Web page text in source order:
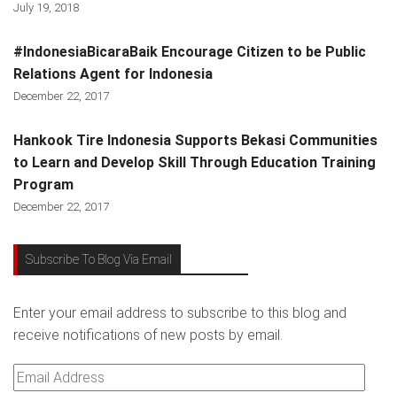
July 19, 2018
#IndonesiaBicaraBaik Encourage Citizen to be Public
Relations Agent for Indonesia
December 22, 2017
Hankook Tire Indonesia Supports Bekasi Communities
to Learn and Develop Skill Through Education Training
Program
December 22, 2017
Subscribe To Blog Via Email
Enter your email address to subscribe to this blog and
receive notifications of new posts by email.
Email